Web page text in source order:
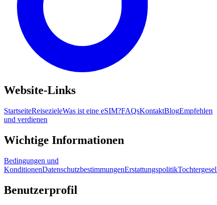
Website-Links
StartseiteReisezieleWas ist eine eSIM?FAQsKontaktBlogEmpfehlen
und verdienen
Wichtige Informationen
Bedingungen und
KonditionenDatenschutzbestimmungenErstattungspolitik
Benutzerprofil